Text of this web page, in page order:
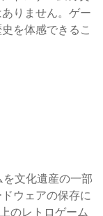
りません。ゲー
を体感できるこ
を文化遺産の一部
ウェアの保存に
のレトロゲーム